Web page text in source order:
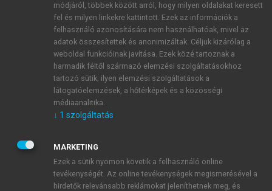
ÚJ FIÓK LÉTREHOZÁSA
1 óra díjmentes hozzáférés
E-MAIL-CÍM
JELSZÓ
JELSZÓ ÚJRA
módjáról, többek között arról, hogy milyen oldalakat keresett
fel és milyen linkekre kattintott. Ezek az információk a
felhasználó azonosítására nem használhatóak, mivel az
adatok összesítettek és anonimizáltak. Céljuk kizárólag a
weboldal funkcióinak javítása. Ezek közé tartoznak a
harmadik féltől származó elemzési szolgáltatásokhoz
tartozó sütik; ilyen elemzési szolgáltatások a
látogatóelemzések, a hőtérképek és a közösségi
médiaanalitika.
↓ 1 szolgáltatás
MARKETING
Ezek a sütik nyomon követik a felhasználó online
tevékenységét. Az online tevékenységek megismerésével a
hirdetők relevánsabb reklámokat jeleníthetnek meg, és